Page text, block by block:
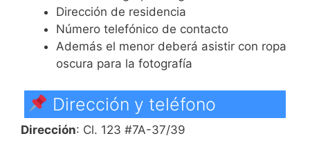
Dirección de residencia
Número telefónico de contacto
Además el menor deberá asistir con ropa
oscura para la fotografía
Dirección y teléfono
Dirección: Cl. 123 #7A-37/39